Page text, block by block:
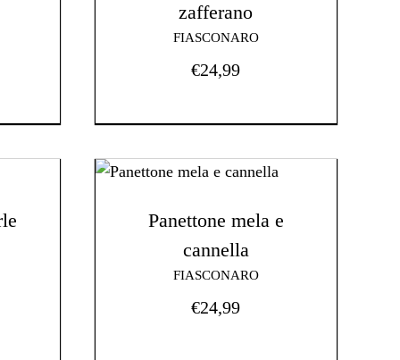
zafferano
FIASCONARO
€24,99
Panettone mela e
cannella
FIASCONARO
€24,99